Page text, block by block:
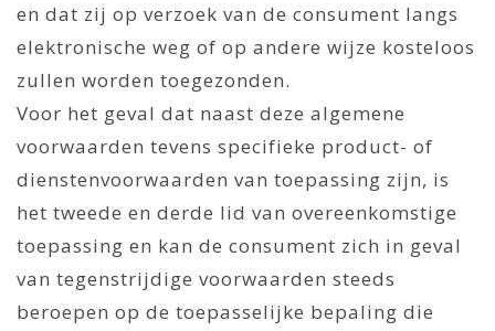
en dat zij op verzoek van de consument langs
elektronische weg of op andere wijze kosteloos
zullen worden toegezonden.
Voor het geval dat naast deze algemene
voorwaarden tevens specifieke product- of
dienstenvoorwaarden van toepassing zijn, is
het tweede en derde lid van overeenkomstige
toepassing en kan de consument zich in geval
van tegenstrijdige voorwaarden steeds
beroepen op de toepasselijke bepaling die